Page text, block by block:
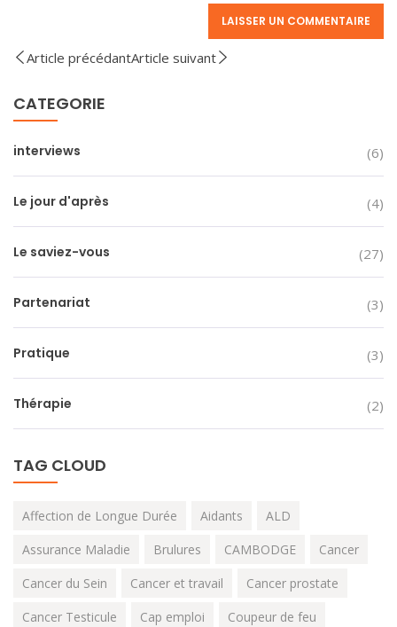
Article précédantArticle suivant
CATEGORIE
interviews (6)
Le jour d'après (4)
Le saviez-vous (27)
Partenariat (3)
Pratique (3)
Thérapie (2)
TAG CLOUD
Affection de Longue Durée Aidants
ALD
Assurance Maladie
Brulures CAMBODGE
Cancer
Cancer du Sein
Cancer et travail
Cancer prostate
Cancer Testicule
Cap emploi
Coupeur de feu